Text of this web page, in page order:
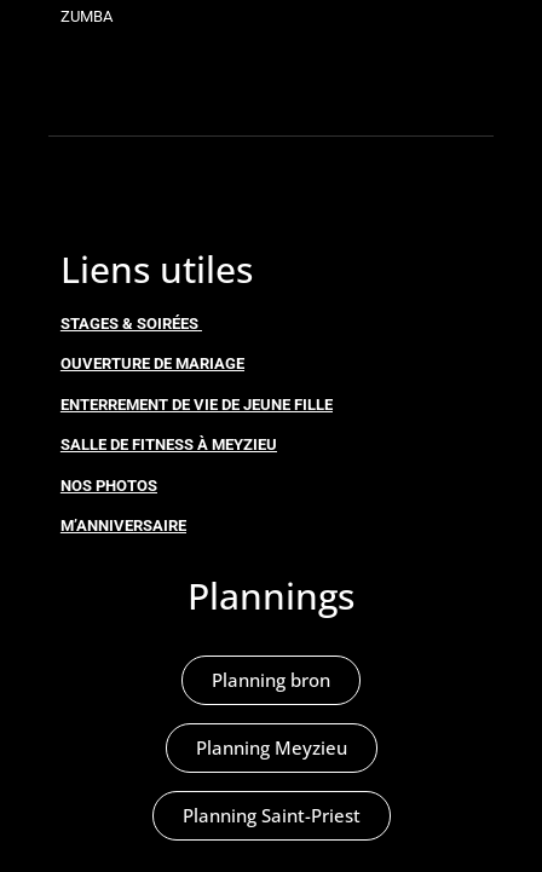
ZUMBA
Liens utiles
STAGES & SOIRÉES
OUVERTURE DE MARIAGE
ENTERREMENT DE VIE DE JEUNE FILLE
SALLE DE FITNESS À MEYZIEU
NOS PHOTOS
M’ANNIVERSAIRE
Plannings
Planning bron
Planning Meyzieu
Planning Saint-Priest